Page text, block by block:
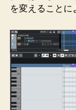
を変えることに